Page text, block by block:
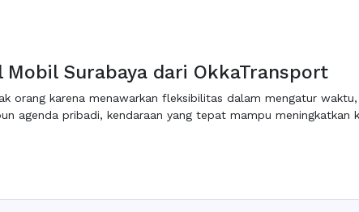
Mobil Surabaya dari OkkaTransport
orang karena menawarkan fleksibilitas dalam mengatur
agenda pribadi, kendaraan yang tepat mampu meningkatkan